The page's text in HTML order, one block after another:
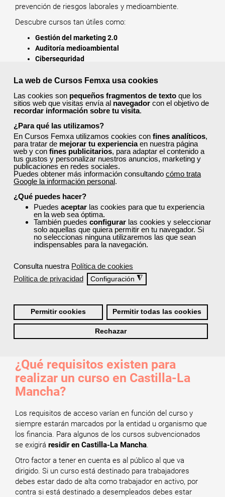
La web de Cursos Femxa usa cookies
Las cookies son pequeños fragmentos de texto que los
sitios web que visitas envía al navegador con el objetivo de
recordar información sobre tu visita.
¿Para qué las utilizamos?
En Cursos Femxa utilizamos cookies con fines analíticos,
para tratar de mejorar tu experienciaen nuestra página
web y con fines publicitarios, para adaptar el contenido a
tus gustos y personalizar nuestros anuncios, marketing y
publicaciones en redes sociales.
Puedes obtener más información consultando cómo trata
Google la información personal.
¿Qué puedes hacer?
Puedes aceptar las cookies para que tu experiencia
en la web sea óptima.
También puedes configurar las cookies y seleccionar
solo aquellas que quiera permitir en tu navegador. Si
no seleccionas ninguna utilizaremos las que sean
indispensables para la navegación.
Consulta nuestra Política de cookies
Política de privacidad
Configuración ◮
Permitir cookies Permitir todas las cookies
Rechazar
prevención de riesgos laborales y medioambiente.
Descubre cursos tan útiles como:
Gestión del marketing 2.0
Auditoría medioambiental
Ciberseguridad
Contabilidad: cuenta de pérdidas y ganancias, análisis
Formación básica para limpiezas generales
Todos ellos cuentan con acreditación oficial.
¿Cómo solicitar plaza en un curso
de Femxa en Castilla-La Mancha?
Sigue los siguientes pasos:
para comprobar que cumples todos los requisitos de
acceso a un curso.Es imprescindible, en algunos
casos, que residas en Castilla-La Mancha para poder
realizar un curso.
Explora toda nuestra oferta formativa para encontrar el
Solicita tu plaza y envía tu documentación o confirma
tus datos. Esto depende de las entidades que financian
los cursos.
acreditación.
Si aún tienes dudas sobre el proceso de solicitud, puedes
¿Cómo consigo plaza en un curso
gratuito?
¿Qué requisitos existen para
realizar un curso en Castilla-La
Mancha?
Los requisitos de acceso varían en función del curso y
siempre estarán marcados por la entidad u organismo que
los financia. Para algunos de los cursos subvencionados
se exigirá residir en Castilla-La Mancha.
Otro factor a tener en cuenta es al público al que va
dirigido. Si un curso está destinado para trabajadores
debes estar dado de alta como trabajador en activo, por
contra si está destinado a desempleados debes estar